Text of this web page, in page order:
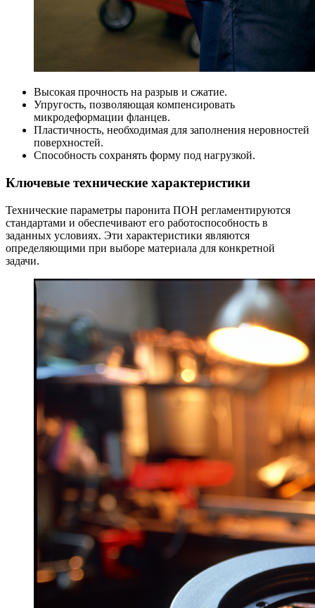
Высокая прочность на разрыв и сжатие.
Упругость, позволяющая компенсировать
микродеформации фланцев.
Пластичность, необходимая для заполнения неровностей
поверхностей.
Способность сохранять форму под нагрузкой.
Ключевые технические характеристики
Технические параметры паронита ПОН регламентируются
стандартами и обеспечивают его работоспособность в
заданных условиях. Эти характеристики являются
определяющими при выборе материала для конкретной
задачи.